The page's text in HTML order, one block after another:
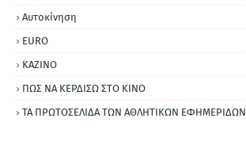
Αυτοκίνηση
ΕURO
ΚΑΖΙΝΟ
ΠΩΣ ΝΑ ΚΕΡΔΙΣΩ ΣΤΟ ΚΙΝΟ
ΤΑ ΠΡΩΤΟΣΕΛΙΔΑ ΤΩΝ ΑΘΛΗΤΙΚΩΝ ΕΦΗΜΕΡΙΔΩΝ